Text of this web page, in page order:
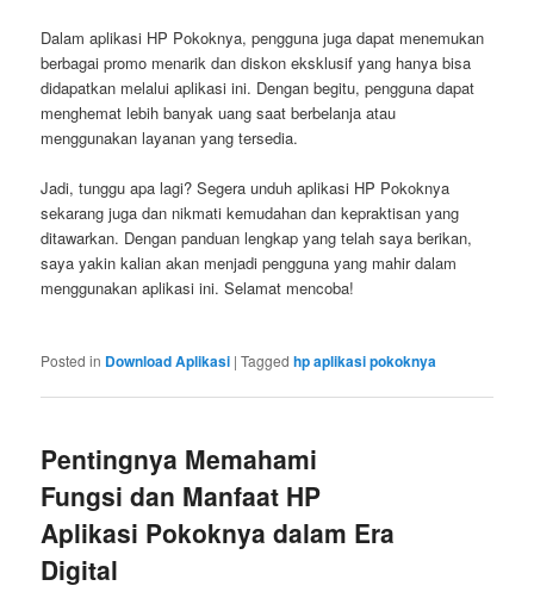
Dalam aplikasi HP Pokoknya, pengguna juga dapat menemukan
berbagai promo menarik dan diskon eksklusif yang hanya bisa
didapatkan melalui aplikasi ini. Dengan begitu, pengguna dapat
menghemat lebih banyak uang saat berbelanja atau
menggunakan layanan yang tersedia.
Jadi, tunggu apa lagi? Segera unduh aplikasi HP Pokoknya
sekarang juga dan nikmati kemudahan dan kepraktisan yang
ditawarkan. Dengan panduan lengkap yang telah saya berikan,
saya yakin kalian akan menjadi pengguna yang mahir dalam
menggunakan aplikasi ini. Selamat mencoba!
Posted in Download Aplikasi |Tagged hp aplikasi pokoknya
Pentingnya Memahami
Fungsi dan Manfaat HP
Aplikasi Pokoknya dalam Era
Digital